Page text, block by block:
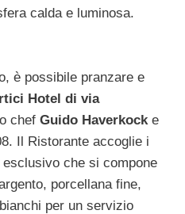
calda e luminosa.
è possibile pranzare e
Hotel di via
chef Guido Haverkocke
Il Ristorante accoglie i
che si compone
porcellana fine,
per un servizio